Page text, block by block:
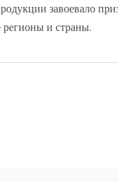
завоевало
и страны.